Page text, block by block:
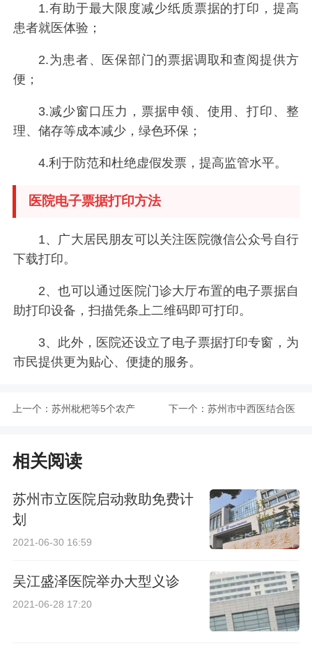
1.有助于最大限度减少纸质票据的打印，提高
患者就医体验；
2.为患者、医保部门的票据调取和查阅提供方
便；
3.减少窗口压力，票据申领、使用、打印、整
理、储存等成本减少，绿色环保；
4.利于防范和杜绝虚假发票，提高监管水平。
医院电子票据打印方法
1、广大居民朋友可以关注医院微信公众号自行
下载打印。
2、也可以通过医院门诊大厅布置的电子票据自
助打印设备，扫描凭条上二维码即可打印。
3、此外，医院还设立了电子票据打印专窗，为
市民提供更为贴心、便捷的服务。
上一个： 苏州枇杷等5个农产 下一个： 苏州市中西医结合医
相关阅读
苏州市立医院启动救助免费计
划
2021-06-30 16:59
吴江盛泽医院举办大型义诊
2021-06-28 17:20